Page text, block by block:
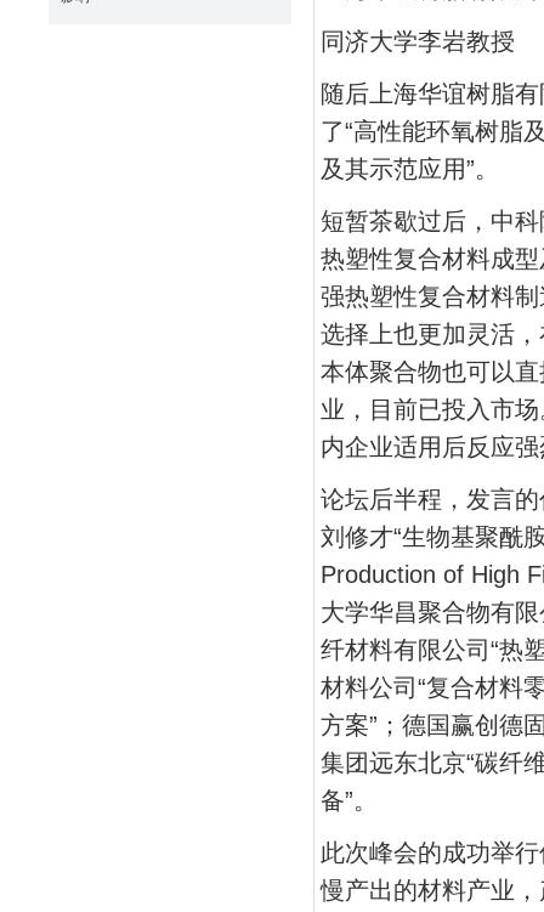
同济大学李岩教授
随后上海华谊树脂
了“高性能环氧树脂
及其示范应用”。
短暂茶歇过后，中
热塑性复合材料成
强热塑性复合材料
选择上也更加灵活
本体聚合物也可以
业，目前已投入市
内企业适用后反应
论坛后半程，发言
刘修才“生物基聚酰
Production of High
大学华昌聚合物有
纤材料有限公司“热
材料公司“复合材料
方案”；德国赢创德
集团远东北京“碳纤
备”。
此次峰会的成功举
慢产出的材料产业